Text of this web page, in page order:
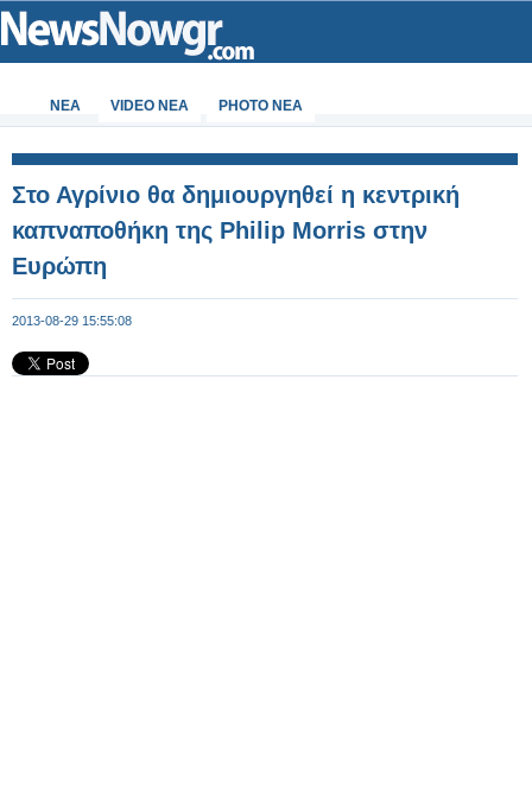
ΝΕΑ VIDEO NEA PHOTO NEA
Στο Αγρίνιο θα δημιουργηθεί η κεντρική
καπναποθήκη της Philip Morris στην
Ευρώπη
2013-08-29 15:55:08